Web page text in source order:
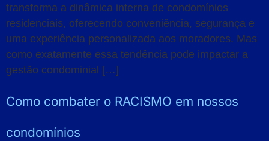
transforma a dinâmica interna de condomínios
residenciais, oferecendo conveniência, segurança e
uma experiência personalizada aos moradores. Mas
como exatamente essa tendência pode impactar a
gestão condominial […]
Como combater o RACISMO em nossos
condomínios